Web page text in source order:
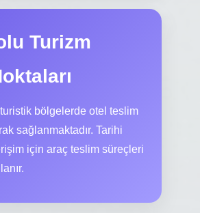
Turizm
bölgelerde otel teslim
sağlanmaktadır. Tarihi
için araç teslim süreçleri